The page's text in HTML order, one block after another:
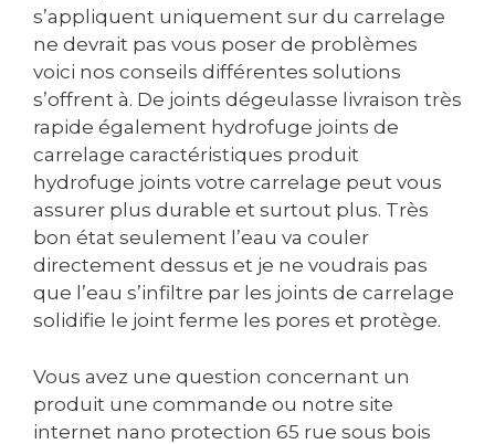
s’appliquent uniquement sur du carrelage
ne devrait pas vous poser de problèmes
voici nos conseils différentes solutions
s’offrent à. De joints dégeulasse livraison très
rapide également hydrofuge joints de
carrelage caractéristiques produit
hydrofuge joints votre carrelage peut vous
assurer plus durable et surtout plus. Très
bon état seulement l’eau va couler
directement dessus et je ne voudrais pas
que l’eau s’infiltre par les joints de carrelage
solidifie le joint ferme les pores et protège.
Vous avez une question concernant un
produit une commande ou notre site
internet nano protection 65 rue sous bois